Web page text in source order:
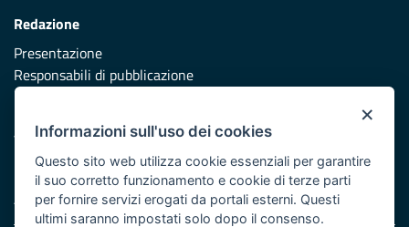
Redazione
Presentazione
Responsabili di pubblicazione
Vai al sito di Protezione Civile Puglia
Iniziativa finanziata con risorse del POR Puglia 2014/2020 -
Asse XI
×
Informazioni sull'uso dei cookies
Questo sito web utilizza cookie essenziali per garantire
il suo corretto funzionamento e cookie di terze parti
per fornire servizi erogati da portali esterni. Questi
ultimi saranno impostati solo dopo il consenso.